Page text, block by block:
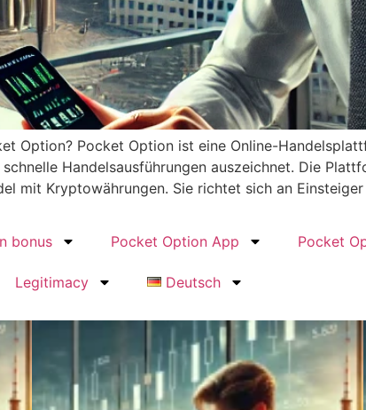
Option? Pocket Option ist eine Online-
Handelsausführungen auszeichnet. Die
mit Kryptowährungen. Sie richtet sich an
bonus Pocket Option App Pocket
Legitimacy Deutsch